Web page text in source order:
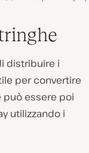
distribuire i
per convertire
può essere poi
utilizzando i